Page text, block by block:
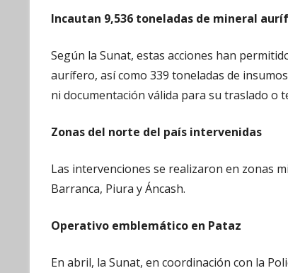
Incautan 9,536 toneladas de mineral
Según la Sunat, estas acciones han
aurífero, así como 339 toneladas de
ni documentación válida para su traslado o
Zonas del norte del país intervenidas
Las intervenciones se realizaron en zonas
Barranca, Piura y Áncash.
Operativo emblemático en Pataz
En abril, la Sunat, en coordinación con la